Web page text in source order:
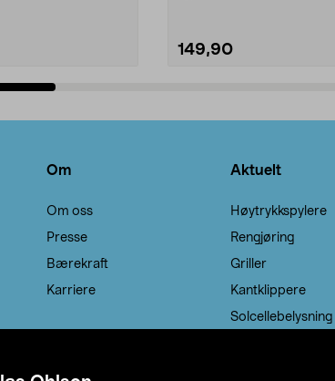
149,90
Om
Om oss
Presse
Bærekraft
Karriere
Aktuelt
Høytrykkspylere
Rengjøring
Griller
Kantklippere
Solcellebelysning